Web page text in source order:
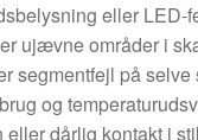
eller LED-
ujævne områder i
segmentfejl på
og
eller dårlig kontakt i